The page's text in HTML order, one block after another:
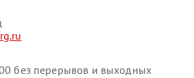
без перерывов и выходных